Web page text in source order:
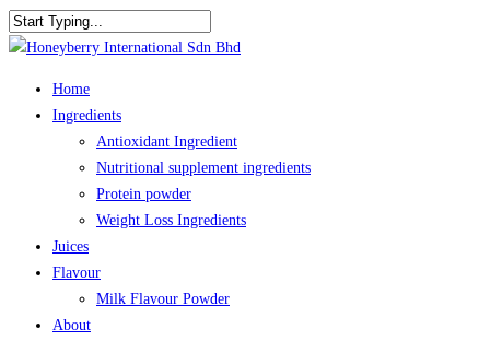
Skip
to
Close
Menu
Home
Ingredients
Antioxidant Ingredient
Nutritional supplement ingredients
Protein powder
Weight Loss Ingredients
Juices
Flavour
Milk Flavour Powder
About